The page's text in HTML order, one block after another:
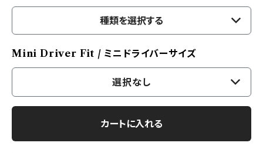
種類を選択する
Mini Driver Fit / ミニドライバーサイズ
選択なし
カートに入れる